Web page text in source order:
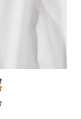
改造の
いたし
ます。
の印刷
インの修
軽にご
です。
す。
です。
す。
てしまう
てしまう
チチ
い長辺・
します
い長辺・
厚みが
識して
ットす